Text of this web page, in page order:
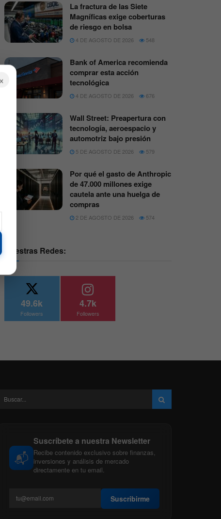
La fractura de las Siete
Magníficas exige coberturas
de riesgo en bolsa
4 DE AGOSTO DE 2026 548
Bank of America recomienda
comprar esta acción
tecnológica
4 DE AGOSTO DE 2026 676
Wall Street: Preapertura con
tecnología, aeroespacio y
automotriz bajo presión
5 DE AGOSTO DE 2026 579
Por qué el gasto de Anthropic
de 47.000 millones exige
cautela ante una huelga de
compras
2 DE AGOSTO DE 2026 574
Nuestras Redes:
49.6k
Followers
4.7k
Followers
📬
Suscríbete a nuestra Newsletter
Recibe contenido exclusivo sobre finanzas,
inversiones y análisis de mercado
directamente en tu email.
Suscribirme
×